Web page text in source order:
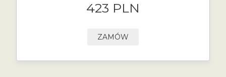
423 PLN
ZAMÓW